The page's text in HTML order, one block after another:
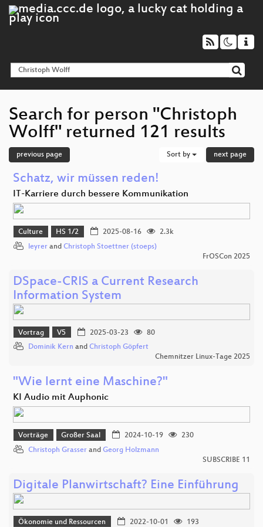
Search for person "Christoph
Wolff" returned 121 results
previous page Sort by next page
Schatz, wir müssen reden!
IT-Karriere durch bessere Kommunikation
Culture HS 1/2 2025-08-16
2.3k
leyrer and Christoph Stoettner (stoeps)
FrOSCon 2025
DSpace-CRIS a Current Research
Information System
Vortrag V5 2025-03-23
80
Dominik Kern and Christoph Göpfert
Chemnitzer Linux-Tage 2025
"Wie lernt eine Maschine?"
KI Audio mit Auphonic
Vorträge Großer Saal 2024-10-19
230
Christoph Grasser and Georg Holzmann
SUBSCRIBE 11
Digitale Planwirtschaft? Eine Einführung
Ökonomie und Ressourcen 2022-10-01
193